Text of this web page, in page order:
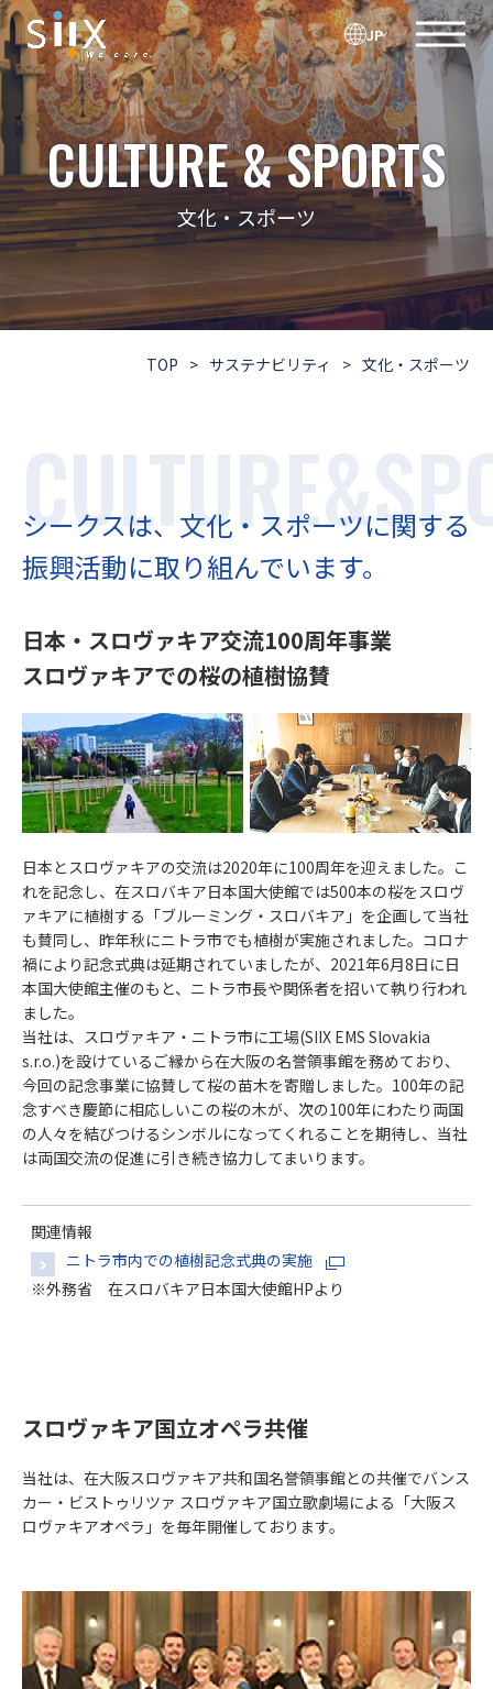
JP
CULTURE & SPORTS
文化・スポーツ
TOP > サステナビリティ > 文化・スポーツ
シークスは、文化・スポーツに関する
振興活動に取り組んでいます。
日本・スロヴァキア交流100周年事業
スロヴァキアでの桜の植樹協賛
日本とスロヴァキアの交流は2020年に100周年を迎えました。こ
れを記念し、在スロバキア日本国大使館では500本の桜をスロヴ
ァキアに植樹する「ブルーミング・スロバキア」を企画して当社
も賛同し、昨年秋にニトラ市でも植樹が実施されました。コロナ
禍により記念式典は延期されていましたが、2021年6月8日に日
本国大使館主催のもと、ニトラ市長や関係者を招いて執り行われ
ました。
当社は、スロヴァキア・ニトラ市に工場(SIIX EMS Slovakia
s.r.o.)を設けているご縁から在大阪の名誉領事館を務めており、
今回の記念事業に協賛して桜の苗木を寄贈しました。100年の記
念すべき慶節に相応しいこの桜の木が、次の100年にわたり両国
の人々を結びつけるシンボルになってくれることを期待し、当社
は両国交流の促進に引き続き協力してまいります。
関連情報
ニトラ市内での植樹記念式典の実施
※外務省 在スロバキア日本国大使館HPより
スロヴァキア国立オペラ共催
当社は、在大阪スロヴァキア共和国名誉領事館との共催でバンス
カー・ビストゥリツァ スロヴァキア国立歌劇場による「大阪ス
ロヴァキアオペラ」を毎年開催しております。